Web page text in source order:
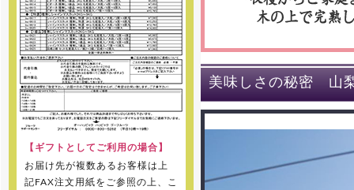
美味しさの秘密 山
【ギフトとしてご利用の場合】
お届け先が複数あるお客様は上
記FAX注文用紙をご参照の上、こ